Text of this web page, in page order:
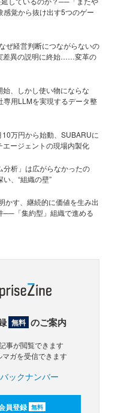
感覚から抜け出す5つのゲー
ぜ経営判断につながらないの
異の説明に終始……変革の
、しかし使い物にならな
用LLMを実現するデータ整
万円から始動、SUBARUに
エージェントの現場内製化
分析」は広がらなかったの
、“組織の壁”
かす、継続的に価値を生み出
──「集約型」組織で進める
無料 のご案内
事が閲覧できます
マガを受信できます
ックナンバー
員登録 無料